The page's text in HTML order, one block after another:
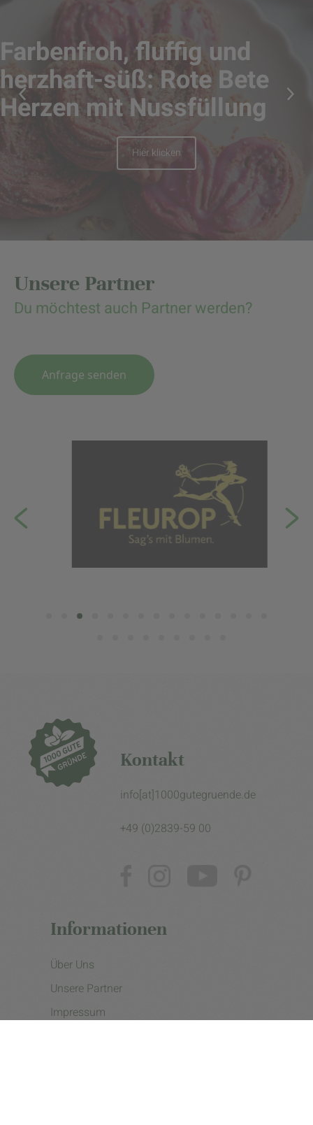
Farbenfroh, fluffig und
herzhaft-süß: Rote Bete
Herzen mit Nussfüllung
Hier klicken
Unsere Partner
Du möchtest auch Partner werden?
Anfrage senden
Kontakt
info[at]1000gutegruende.de
+49 (0)2839-59 00
Informationen
Über Uns
Unsere Partner
Impressum